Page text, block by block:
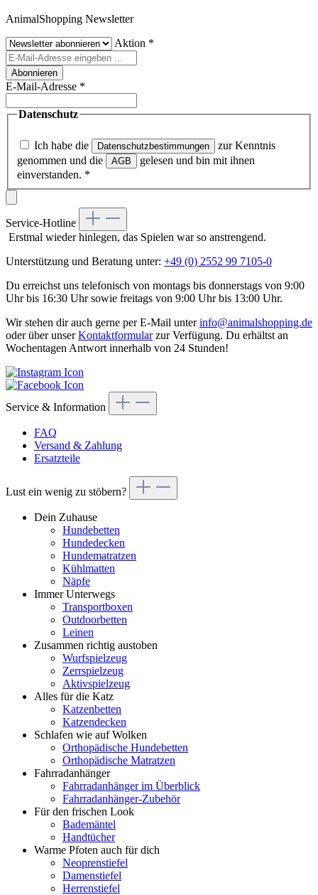
AnimalShopping Newsletter
Aktion *
Abonnieren
E-Mail-Adresse *
Datenschutz
Ich habe die Datenschutzbestimmungen
zur Kenntnis
genommen und die
AGB
gelesen und bin mit ihnen
einverstanden. *
Service-Hotline
Erstmal wieder hinlegen, das Spielen war so anstrengend.
Unterstützung und Beratung unter: +49 (0) 2552 99 7105-0
Du erreichst uns telefonisch von montags bis donnerstags von 9:00
Uhr bis 16:30 Uhr sowie freitags von 9:00 Uhr bis 13:00 Uhr.
Wir stehen dir auch gerne per E-Mail unterinfo@animalshopping.de
oder über unserKontaktformularzur Verfügung. Du erhältst an
Wochentagen Antwort innerhalb von 24 Stunden!
Service & Information
FAQ
Versand & Zahlung
Ersatzteile
Lust ein wenig zu stöbern?
Dein Zuhause
Hundebetten
Hundedecken
Hundematratzen
Kühlmatten
Näpfe
Immer Unterwegs
Transportboxen
Outdoorbetten
Leinen
Zusammen richtig austoben
Wurfspielzeug
Zerrspielzeug
Aktivspielzeug
Alles für die Katz
Katzenbetten
Katzendecken
Schlafen wie auf Wolken
Orthopädische Hundebetten
Orthopädische Matratzen
Fahrradanhänger
Fahrradanhänger im Überblick
Fahrradanhänger-Zubehör
Für den frischen Look
Bademäntel
Handtücher
Warme Pfoten auch für dich
Neoprenstiefel
Damenstiefel
Herrenstiefel